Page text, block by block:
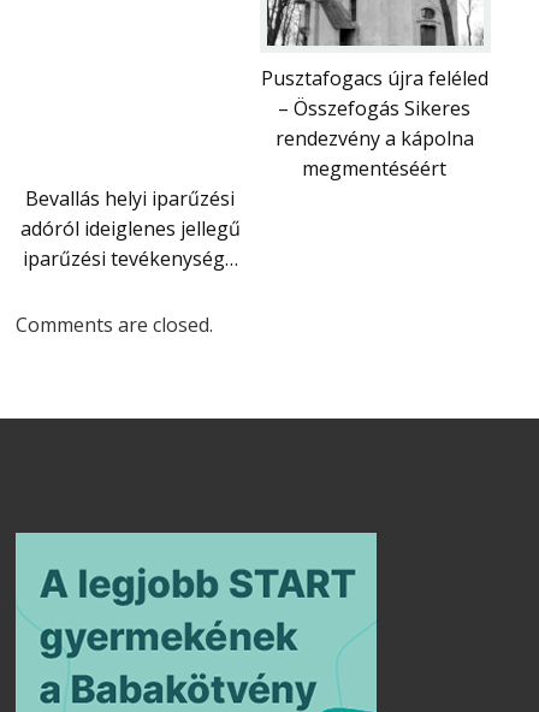
Pusztafogacs újra feléled
– Összefogás Sikeres
rendezvény a kápolna
megmentéséért
Bevallás helyi iparűzési
adóról ideiglenes jellegű
iparűzési tevékenység…
Comments are closed.